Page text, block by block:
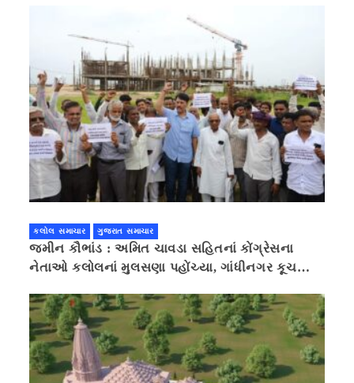
કલોલ સમાચાર ગુજરાત સમાચાર
જમીન કૌભાંડ : અમિત ચાવડા સહિતનાં કોંગ્રેસના
નેતાઓ કલોલનાં મુલસણા પહોંચ્યા, ગાંધીનગર કૂચ